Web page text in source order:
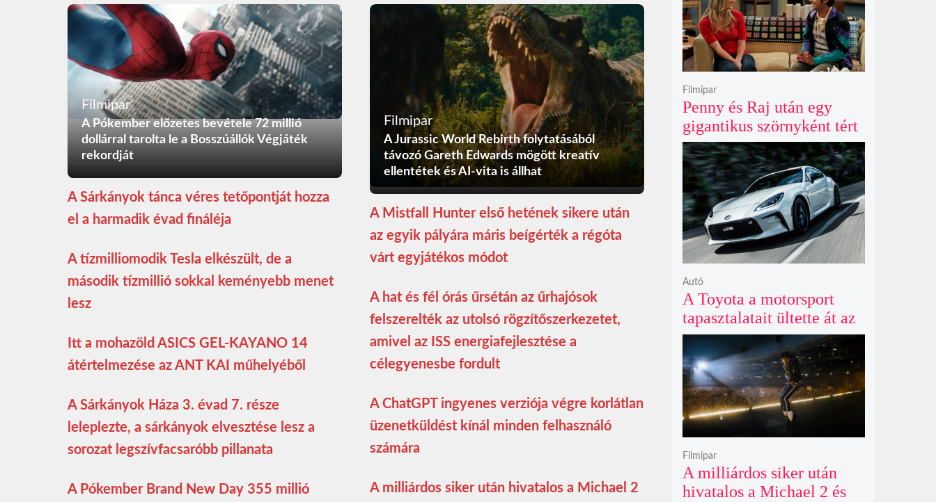
Filmipar
A Pókember előzetes bevétele 72 millió
dollárral tarolta le a Bosszúállók Végjáték
rekordját
A Sárkányok tánca véres tetőpontját hozza
el a harmadik évad fináléja
A tízmilliomodik Tesla elkészült, de a
második tízmillió sokkal keményebb menet
lesz
Itt a mohazöld ASICS GEL-KAYANO 14
átértelmezése az ANT KAI műhelyéből
A Sárkányok Háza 3. évad 7. része
leleplezte, a sárkányok elvesztése lesz a
sorozat legszívfacsaróbb pillanata
A Pókember Brand New Day 355 millió
Filmipar
A Jurassic World Rebirth folytatásából
távozó Gareth Edwards mögött kreatív
ellentétek és AI-vita is állhat
A Mistfall Hunter első hetének sikere után
az egyik pályára máris beígérték a régóta
várt egyjátékos módot
A hat és fél órás űrsétán az űrhajósok
felszerelték az utolsó rögzítőszerkezetet,
amivel az ISS energiafejlesztése a
célegyenesbe fordult
A ChatGPT ingyenes verziója végre korlátlan
üzenetküldést kínál minden felhasználó
számára
A milliárdos siker után hivatalos a Michael 2
Penny és Raj után egy
gigantikus szörnyként tért
vissza valaki az
Agymenők legújabb spin-
offjában
Filmipar
A Toyota a motorsport
tapasztalatait ültette át az
új GR86 vezethetőségébe
és biztonságába
Autó
A milliárdos siker után
hivatalos a Michael 2 és
Filmipar